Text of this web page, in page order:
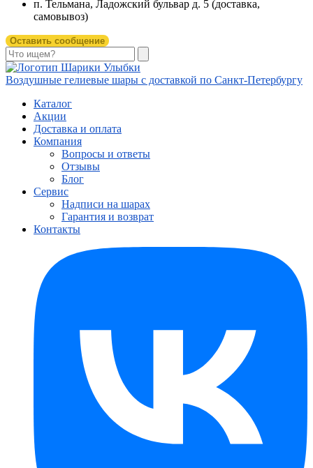
п. Тельмана, Ладожский бульвар д. 5 (доставка,
самовывоз)
Оставить сообщение
Воздушные гелиевые шары с доставкой по Санкт-Петербургу
Каталог
Акции
Доставка и оплата
Компания
Вопросы и ответы
Отзывы
Блог
Сервис
Надписи на шарах
Гарантия и возврат
Контакты